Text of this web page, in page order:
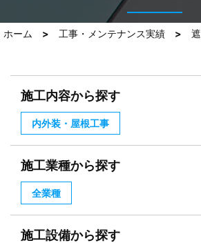
ホーム 工事・メンテナンス実績
施工内容から探す
内外装・屋根工事
施工業種から探す
全業種
施工設備から探す